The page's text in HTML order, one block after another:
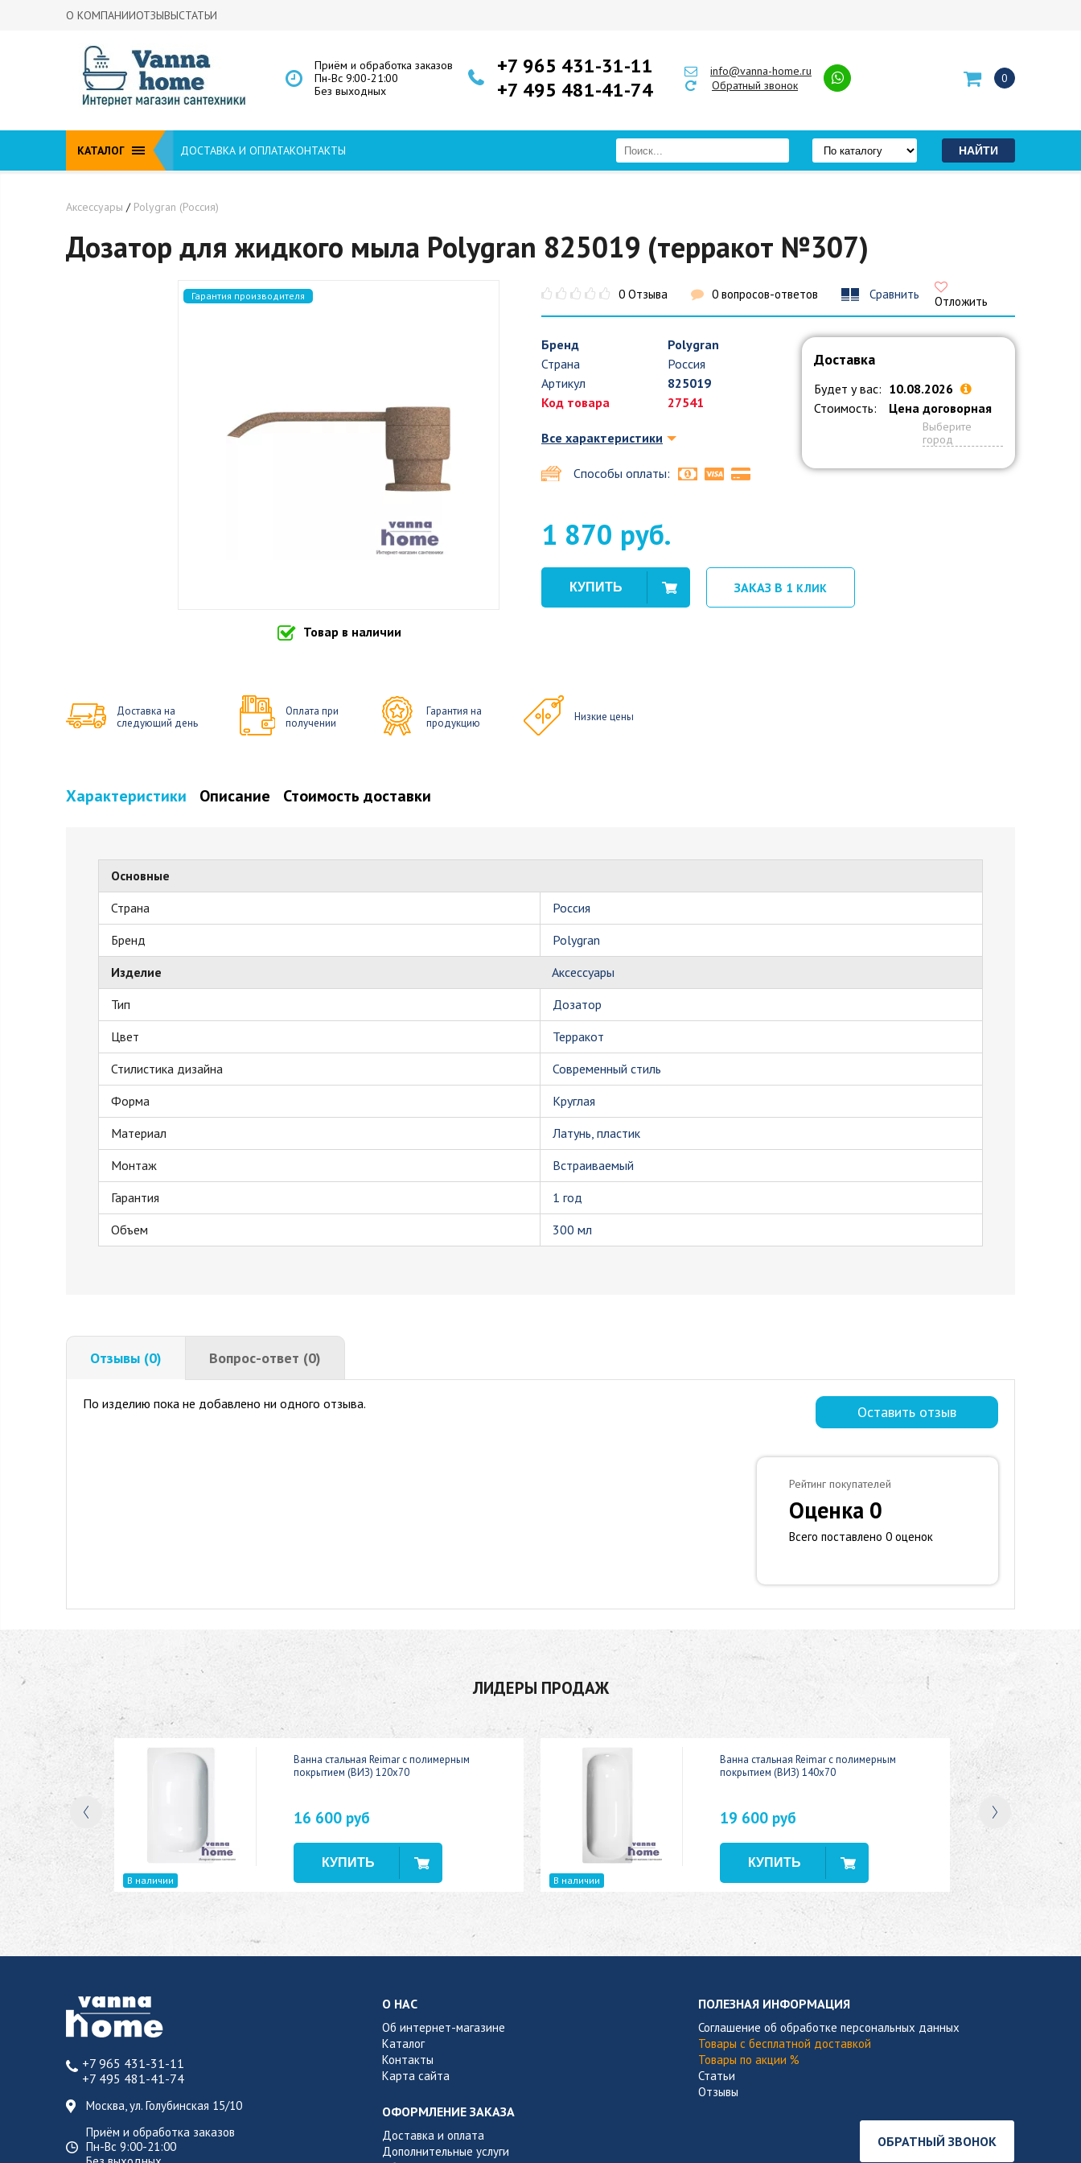
О КОМПАНИИОТЗЫВЫСТАТЬИ
Приём и обработка заказов
Пн-Вс 9:00-21:00
Без выходных
+7 965 431-31-11
+7 495 481-41-74
info@vanna-home.ru
Обратный звонок
0
КАТАЛОГ ДОСТАВКА И ОПЛАТАКОНТАКТЫ
Аксессуары / Polygran (Россия)
Дозатор для жидкого мыла Polygran 825019 (терракот №307)
Гарантия производителя
Товар в наличии
0 Отзыва 0 вопросов-ответов Сравнить Отложить
Бренд
Polygran
Страна
Россия
Артикул
825019
Код товара
27541
Все характеристики
Способы оплаты:
Доставка
Будет у вас: 10.08.2026
Стоимость:
Цена договорная
Выберите
город
1 870 руб.
ЗАКАЗ В 1 КЛИК
Доставка на
следующий день
Оплата при
получении
Гарантия на
продукцию
Низкие цены
Характеристики Описание Стоимость доставки
Основные
Страна
Россия
Бренд
Polygran
Изделие
Аксессуары
Тип
Дозатор
Цвет
Терракот
Стилистика дизайна
Современный стиль
Форма
Круглая
Материал
Латунь, пластик
Монтаж
Встраиваемый
Гарантия
1 год
Объем
300 мл
Отзывы (0) Вопрос-ответ (0)
По изделию пока не добавлено ни одного отзыва. Оставить отзыв
Рейтинг покупателей
Оценка 0
Всего поставлено 0 оценок
ЛИДЕРЫ ПРОДАЖ
150x70
В наличии
Ванна стальная Reimar с полимерным
покрытием (ВИЗ) 120x70
16 600 руб
В наличии
Ванна стальная Reimar с полимерным
покрытием (ВИЗ) 140x70
19 600 руб
+7 965 431-31-11
+7 495 481-41-74
Москва, ул. Голубинская 15/10
Приём и обработка заказов
Пн-Вс 9:00-21:00
О НАС
Об интернет-магазине
Каталог
Контакты
Карта сайта
ОФОРМЛЕНИЕ ЗАКАЗА
Доставка и оплата
Дополнительные услуги
ПОЛЕЗНАЯ ИНФОРМАЦИЯ
Соглашение об обработке персональных данных
Товары с бесплатной доставкой
Товары по акции %
Статьи
Отзывы
ОБРАТНЫЙ ЗВОНОК